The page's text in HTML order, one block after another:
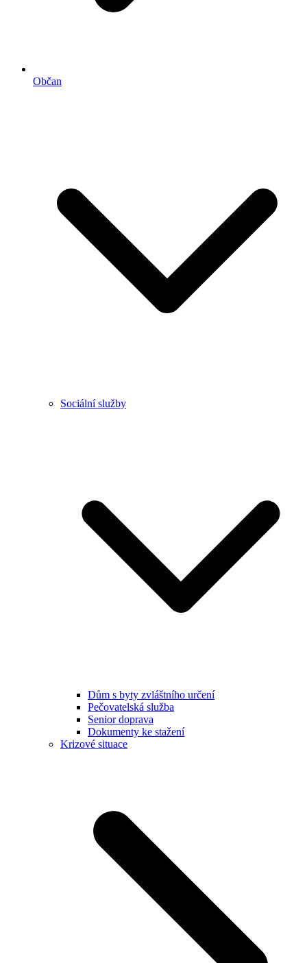
Občan
Sociální služby
Dům s byty zvláštního určení
Pečovatelská služba
Senior doprava
Dokumenty ke stažení
Krizové situace